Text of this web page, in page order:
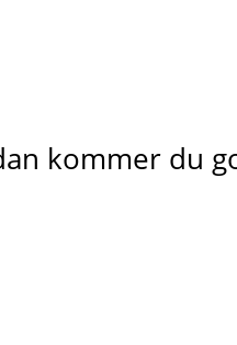
kommer du